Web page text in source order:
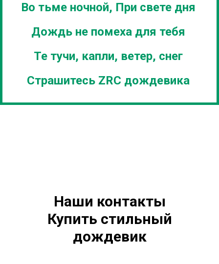
Во тьме ночной, При свете дня
Дождь не помеха для тебя
Те тучи, капли, ветер, снег
Страшитесь ZRC дождевика
Наши контакты
Купить стильный
дождевик